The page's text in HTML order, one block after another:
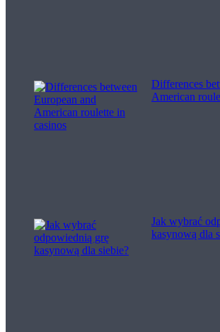
Differences
American
Jak wybrać
kasynową dla